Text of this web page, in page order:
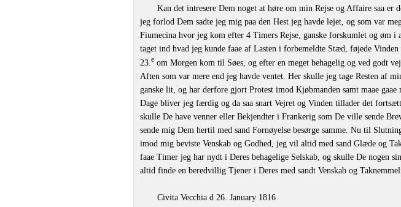
Kan det intresere Dem noget at høre om min Rejse og Affaire saa er
jeg forlod Dem sadte jeg mig paa den Hest jeg havde lejet, og som var
Fiumecina hvor jeg kom efter 4 Timers Rejse, ganske forskumlet og øm i
taget ind hvad jeg kunde faae af Lasten i forbemeldte Stæd, føjede Vinden
23. e om Morgen kom til Søes, og efter en meget behagelig og ved godt
Aften som var mere end jeg havde ventet. Her skulle jeg tage Resten af
ganske lit, og har derfore gjort Protest imod Kjøbmanden samt maae gaae
Dage bliver jeg færdig og da saa snart Vejret og Vinden tillader det
skulle De have venner eller Bekjendter i Frankerig som De ville sende
sende mig Dem hertil med sand Fornøyelse besørge samme. Nu til
imod mig beviste Venskab og Godhed, jeg vil altid med sand Glæde og
faae Timer jeg har nydt i Deres behagelige Selskab, og skulle De nogen
altid finde en beredvillig Tjener i Deres med sandt Venskab og
Civita Vecchia d 26. January 1816